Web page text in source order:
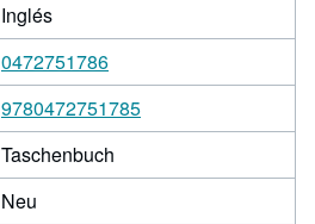
Inglés
0472751786
9780472751785
Taschenbuch
Neu